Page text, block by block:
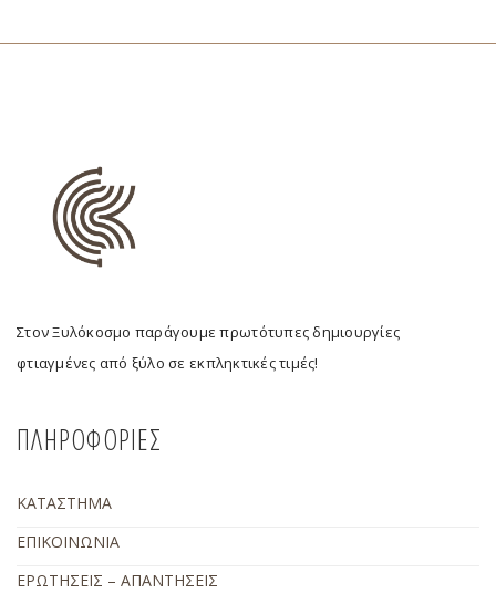
Στον Ξυλόκοσμο παράγουμε πρωτότυπες δημιουργίες
φτιαγμένες από ξύλο σε εκπληκτικές τιμές!
ΠΛΗΡΟΦΟΡΙΕΣ
ΚΑΤΑΣΤΗΜΑ
ΕΠΙΚΟΙΝΩΝΙΑ
ΕΡΩΤΗΣΕΙΣ – ΑΠΑΝΤΗΣΕΙΣ